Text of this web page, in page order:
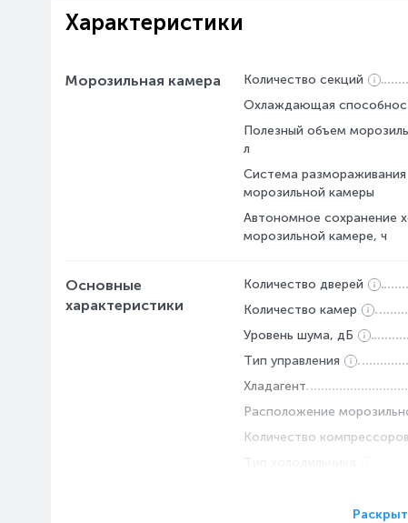
Характеристики
Морозильная камера Количество секций
Охлаждающая
Полезный объем
л
Система размораживания
морозильной камеры
Автономное сохранение
морозильной камере, ч
Основные
характеристики
Количество дверей
Количество камер
Уровень шума, дБ
Тип управления
Хладагент
Расположение
Количество компрессоров
Общее количество